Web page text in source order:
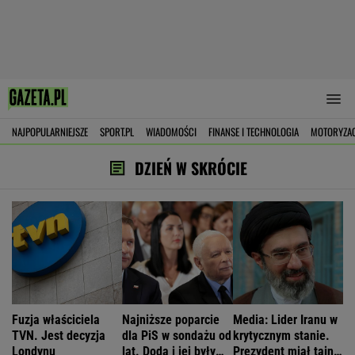
NAJPOPULARNIEJSZE SPORT.PL WIADOMOŚCI FINANSE I TECHNOLOGIA
DZIEŃ W SKRÓCIE
Fuzja właściciela
TVN. Jest decyzja
Londynu
Najniższe poparcie
dla PiS w sondażu od
lat. Doda i jej były
Media: Lider Iranu w
krytycznym stanie.
Prezydent miał tajne